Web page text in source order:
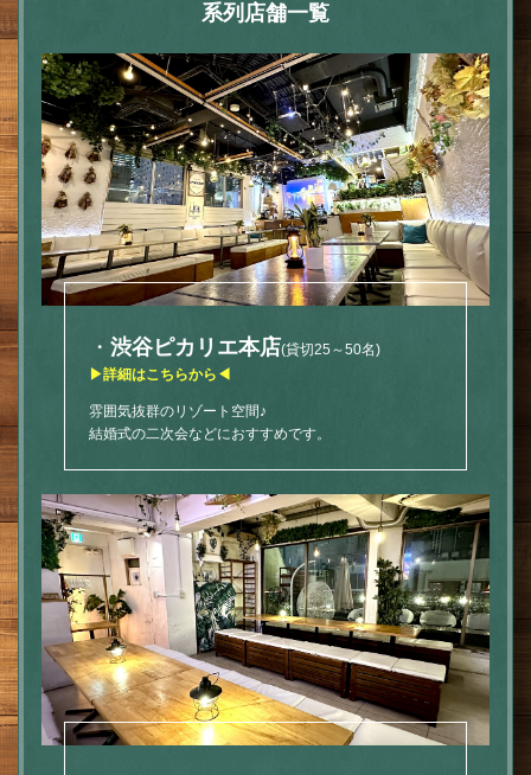
系列店舗一覧
・ 渋谷ピカリエ本店(貸切25～50名)
▶詳細はこちらから◀
雰囲気抜群のリゾート空間♪
結婚式の二次会などにおすすめです。